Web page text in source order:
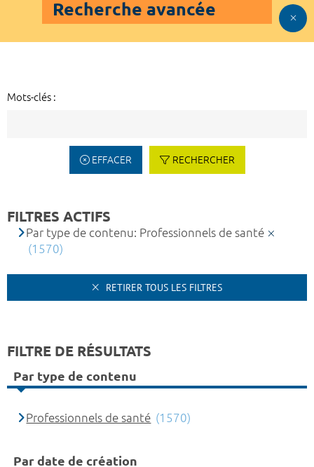
Recherche avancée
Mots-clés :
EFFACER RECHERCHER
FILTRES ACTIFS
Par type de contenu: Professionnels de santé
(1570)
RETIRER TOUS LES FILTRES
FILTRE DE RÉSULTATS
Par type de contenu
Professionnels de santé (1570)
Par date de création